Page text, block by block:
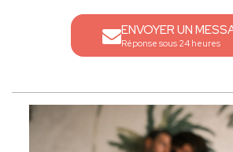
ENVOYER UN
Réponse sous 24 heures